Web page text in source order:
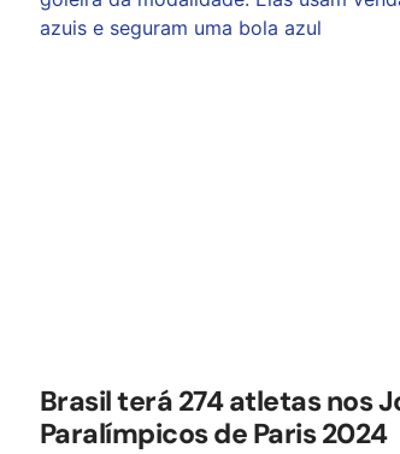
Brasil terá 274 atletas nos
Paralímpicos de Paris 2024